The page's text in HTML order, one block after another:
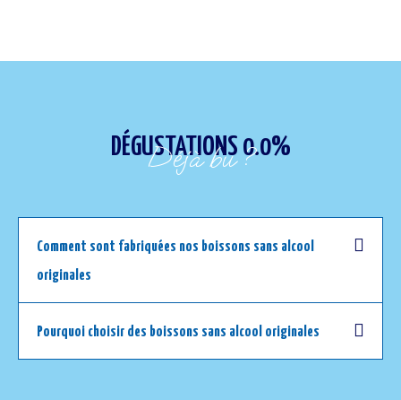
DÉGUSTATIONS 0.0%
Déjà bu ?
Comment sont fabriquées nos boissons sans alcool
originales
Pourquoi choisir des boissons sans alcool originales